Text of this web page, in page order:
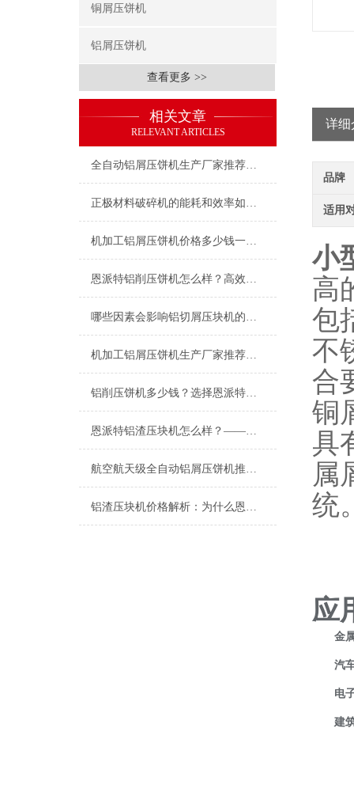
铜屑压饼机
铝屑压饼机
查看更多 >>
相关文章
RELEVANT ARTICLES
全自动铝屑压饼机生产厂家推荐：为什么恩派特是行业信赖之选？
正极材料破碎机的能耗和效率如何优化？
机加工铝屑压饼机价格多少钱一台？恩派特品牌助您实现价值回收与成本控制
恩派特铝削压饼机怎么样？高效回收，助您降本增效！
哪些因素会影响铝切屑压块机的价格？——深度解析与品牌推荐
机加工铝屑压饼机生产厂家推荐：为何恩派特是您的优选伙伴？
铝削压饼机多少钱？选择恩派特，让投资物超所值！
恩派特铝渣压块机怎么样？——高效环保的铝渣处理专家
航空航天级全自动铝屑压饼机推荐：为什么恩派特是您的理想选择？
铝渣压块机价格解析：为什么恩派特是您的理想选择？
详细
品牌
适用
小
高
包
不
合
铜
具
属
统
应
金
汽
电
建